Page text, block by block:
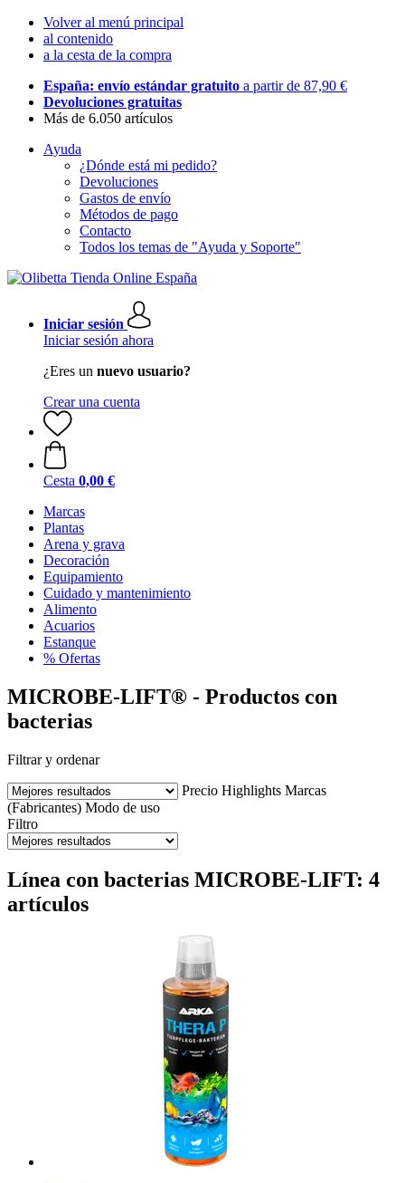
Volver al menú principal
al contenido
a la cesta de la compra
España: envío estándar gratuito a partir de 87,90 €
Devoluciones gratuitas
Más de 6.050 artículos
Ayuda
¿Dónde está mi pedido?
Devoluciones
Gastos de envío
Métodos de pago
Contacto
Todos los temas de "Ayuda y Soporte"
Iniciar sesión
Iniciar sesión ahora
¿Eres un nuevo usuario?
Crear una cuenta
Cesta 0,00 €
Marcas
Plantas
Arena y grava
Decoración
Equipamiento
Cuidado y mantenimiento
Alimento
Acuarios
Estanque
% Ofertas
MICROBE-LIFT® - Productos con
bacterias
Filtrar y ordenar
Precio Highlights Marcas
(Fabricantes) Modo de uso
Filtro
Línea con bacterias MICROBE-LIFT: 4
artículos